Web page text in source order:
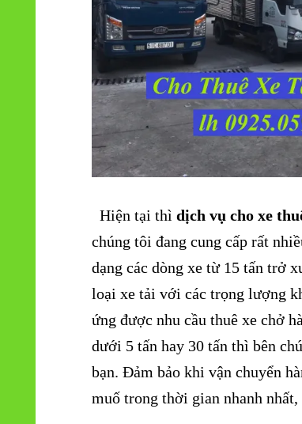
Hiện tại thì dịch vụ cho xe
chúng tôi đang cung cấp rất
dạng các dòng xe từ 15 tấn trở
loại xe tải với các trọng lượng
ứng được nhu cầu thuê xe chở
dưới 5 tấn hay 30 tấn thì bên
bạn. Đảm bảo khi vận chuyển
muố trong thời gian nhanh